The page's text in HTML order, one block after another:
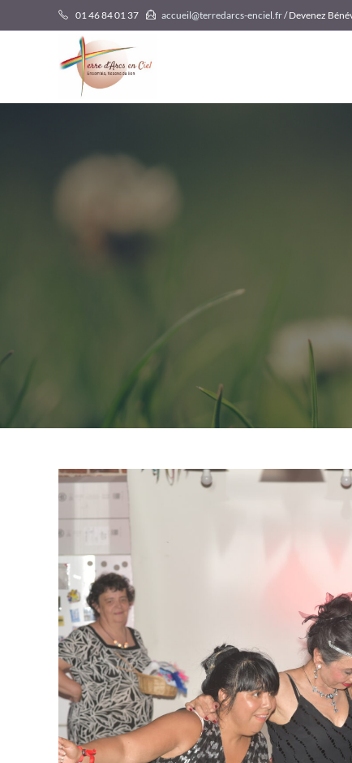
to
01 46 84 01 37 accueil@terredarcs-enciel.fr/ Devenez